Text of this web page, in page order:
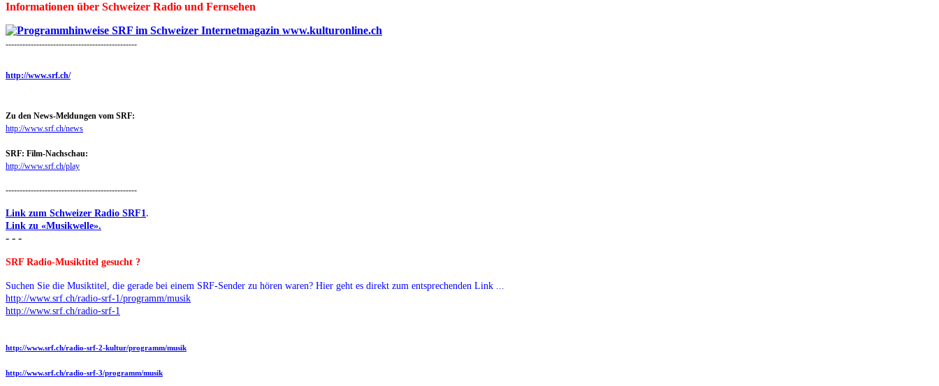
Informationen über Schweizer Radio und Fernsehen
-----------------------------------------------
http://www.srf.ch/
Zu den News-Meldungen vom SRF:
http://www.srf.ch/news
SRF: Film-Nachschau:
http://www.srf.ch/play
-----------------------------------------------
Link zum Schweizer Radio SRF1 .
Link zu «Musikwelle».
- - -
SRF Radio-Musiktitel gesucht ?
Suchen Sie die Musiktitel, die gerade bei einem SRF-Sender zu hören waren? Hier geht es direkt zum entsprechenden Link ...
http://www.srf.ch/radio-srf-1/programm/musik
http://www.srf.ch/radio-srf-1
http://www.srf.ch/radio-srf-2-kultur/programm/musik
http://www.srf.ch/radio-srf-3/programm/musik